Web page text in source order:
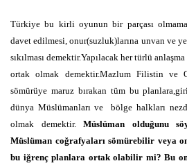
Türkiye bu kirli oyunun bir parçası
davet edilmesi, onur(suzluk)larına unvan ve
sıkılması demektir.Yapılacak her türlü
ortak olmak demektir.Mazlum Filistin ve
sömürüye maruz bırakan tüm bu
dünya Müslümanları ve
bölge halkları
olmak demektir.Müslüman olduğunu
Müslüman coğrafyaları sömürebilir veya
bu iğrenç planlara ortak olabilir mi? Bu